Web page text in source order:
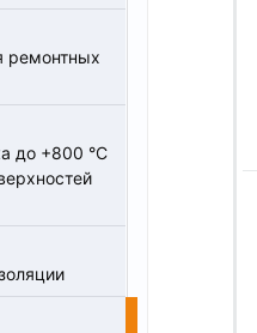
ремонтных
до +800 °С